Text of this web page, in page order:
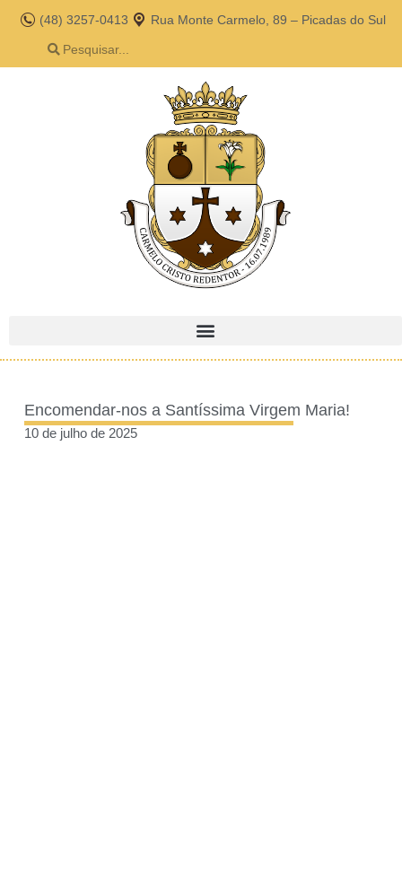
(48) 3257-0413 Rua Monte Carmelo, 89 – Picadas do Sul
Encomendar-nos a Santíssima Virgem Maria!
10 de julho de 2025